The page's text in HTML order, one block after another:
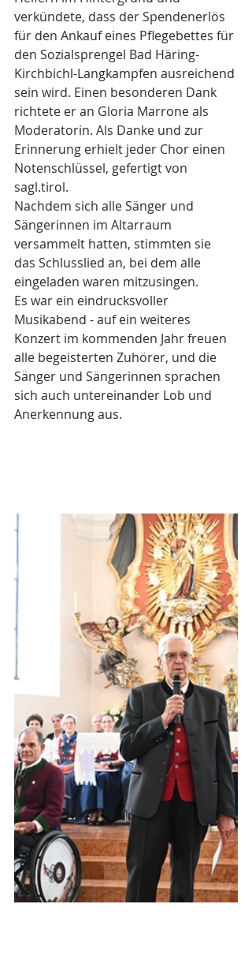
verkündete, dass der Spendenerlös
für den Ankauf eines Pflegebettes für
den Sozialsprengel Bad Häring-
Kirchbichl-Langkampfen ausreichend
sein wird. Einen besonderen Dank
richtete er an Gloria Marrone als
Moderatorin. Als Danke und zur
Erinnerung erhielt jeder Chor einen
Notenschlüssel, gefertigt von
sagl.tirol.
Nachdem sich alle Sänger und
Sängerinnen im Altarraum
versammelt hatten, stimmten sie
das Schlusslied an, bei dem alle
eingeladen waren mitzusingen.
Es war ein eindrucksvoller
Musikabend - auf ein weiteres
Konzert im kommenden Jahr freuen
alle begeisterten Zuhörer, und die
Sänger und Sängerinnen sprachen
sich auch untereinander Lob und
Anerkennung aus.